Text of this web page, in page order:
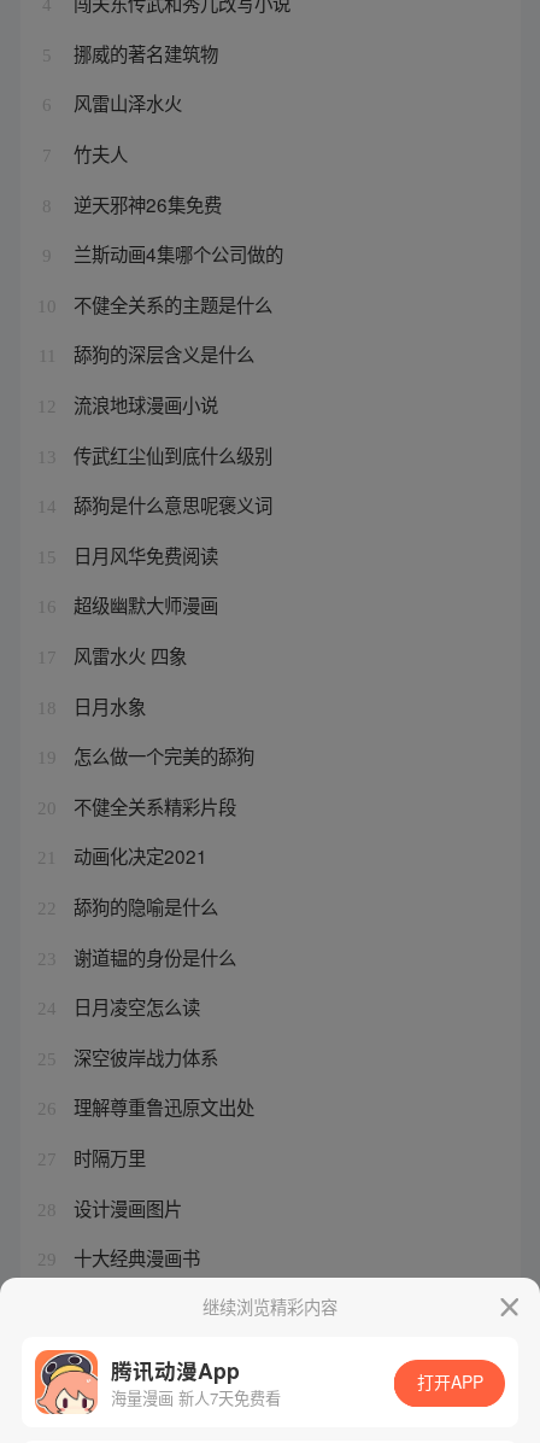
4
5 挪威的著名建筑物
6 风雷山泽水火
7 竹夫人
8 逆天邪神26集免费
9 兰斯动画4集哪个公司做的
10 不健全关系的主题是什么
舔狗的深层含义是什么
12 流浪地球漫画小说
13 传武红尘仙到底什么级别
14 舔狗是什么意思呢褒义词
15 日月风华免费阅读
16 超级幽默大师漫画
17 风雷水火 四象
18 日月水象
19 怎么做一个完美的舔狗
20 不健全关系精彩片段
21 动画化决定2021
22 舔狗的隐喻是什么
23 谢道韫的身份是什么
24 日月凌空怎么读
25 深空彼岸战力体系
26 理解尊重鲁迅原文出处
27 时隔万里
28 设计漫画图片
29 十大经典漫画书
舔狗代表什么骂人继续浏览精彩内容
腾讯动漫App
海量漫画 新人7天免费看
打开APP